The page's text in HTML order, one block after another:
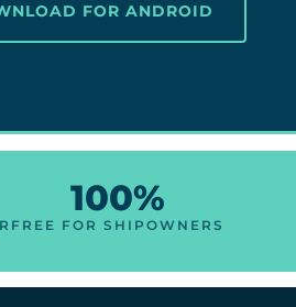
FOR ANDROID
100%
FREE FOR SHIPOWNERS